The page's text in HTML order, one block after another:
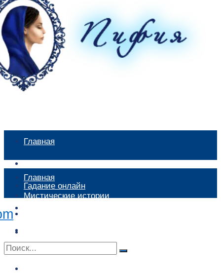
Главная
Гадание онлайн
Контакты
Главная
Мистические истории
Сонник